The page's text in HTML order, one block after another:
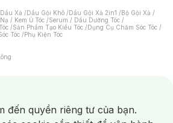
Dầu Xả /Dầu Gội Khô /Dầu Gội Xả 2in1 /Bộ Gội Xả /
/ Kem Ủ Tóc /Serum / Dầu Dưỡng Tóc /
/Sản Phẩm Tạo Kiểu Tóc /Dụng Cụ Chăm Sóc Tóc /
Tóc /Phụ Kiện Tóc
Massage/Mặt Nạ Xông Hơi /Nước Rửa Tay/
Chải Đánh Răng /Bàn Chải Điện/
đến quyền riêng tư của bạn.